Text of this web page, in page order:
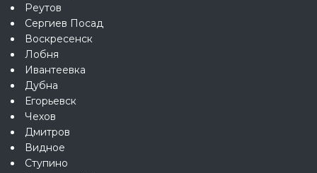
Реутов
Сергиев Посад
Воскресенск
Лобня
Ивантеевка
Дубна
Егорьевск
Чехов
Дмитров
Видное
Ступино